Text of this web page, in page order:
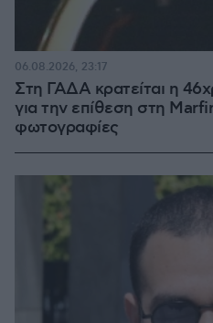
Στη ΓΑΔΑ κρατείται η
για την επίθεση στη
φωτογραφίες
06.08.2026, 23:17